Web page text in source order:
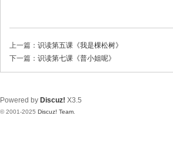
上一篇： 识读第五课《我是棵松树》
下一篇： 识读第七课《普小姐呢》
Powered by Discuz! X3.5
© 2001-2025 Discuz! Team